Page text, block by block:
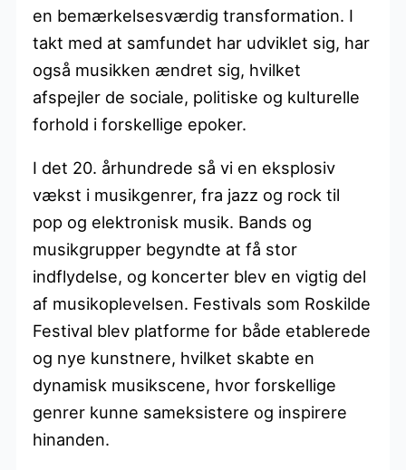
en bemærkelsesværdig transformation. I
takt med at samfundet har udviklet sig, har
også musikken ændret sig, hvilket
afspejler de sociale, politiske og kulturelle
forhold i forskellige epoker.
I det 20. århundrede så vi en eksplosiv
vækst i musikgenrer, fra jazz og rock til
pop og elektronisk musik. Bands og
musikgrupper begyndte at få stor
indflydelse, og koncerter blev en vigtig del
af musikoplevelsen. Festivals som Roskilde
Festival blev platforme for både etablerede
og nye kunstnere, hvilket skabte en
dynamisk musikscene, hvor forskellige
genrer kunne sameksistere og inspirere
hinanden.